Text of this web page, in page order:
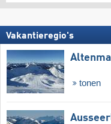
Vakantieregio's
tonen